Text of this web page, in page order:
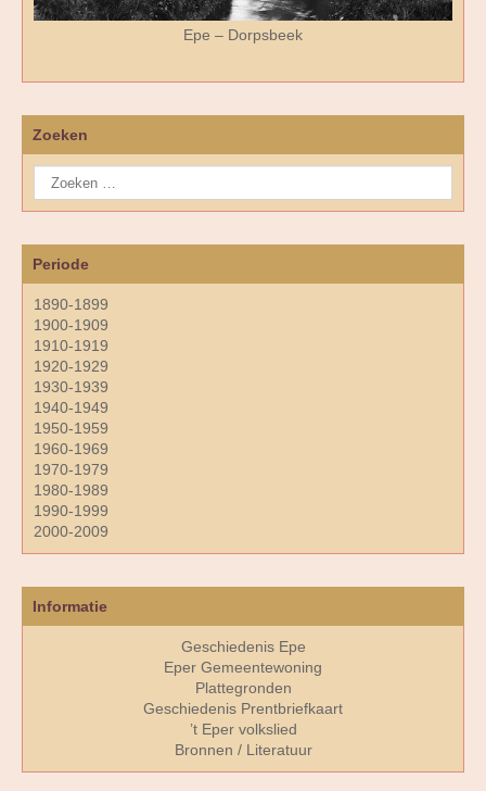
Epe – Dorpsbeek
Zoeken
Periode
1890-1899
1900-1909
1910-1919
1920-1929
1930-1939
1940-1949
1950-1959
1960-1969
1970-1979
1980-1989
1990-1999
2000-2009
Informatie
Geschiedenis Epe
Eper Gemeentewoning
Plattegronden
Geschiedenis Prentbriefkaart
’t Eper volkslied
Bronnen / Literatuur